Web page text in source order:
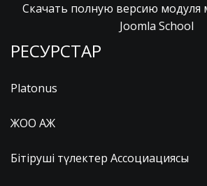
Скачать полную версию модуля
Joomla School
РЕСУРСТАР
Platonus
ЖОО АЖ
Бітіруші түлектер Ассоциациясы